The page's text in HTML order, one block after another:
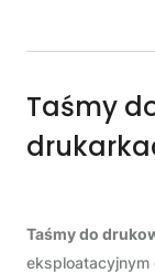
Taśmy do
eksploatacyjnym
Taśmy